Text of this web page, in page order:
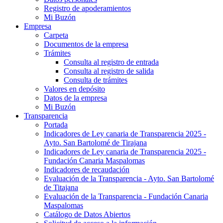
Registro de apoderamientos
Mi Buzón
Empresa
Carpeta
Documentos de la empresa
Trámites
Consulta al registro de entrada
Consulta al registro de salida
Consulta de trámites
Valores en depósito
Datos de la empresa
Mi Buzón
Transparencia
Portada
Indicadores de Ley canaria de Transparencia 2025 -
Ayto. San Bartolomé de Tirajana
Indicadores de Ley canaria de Transparencia 2025 -
Fundación Canaria Maspalomas
Indicadores de recaudación
Evaluación de la Transparencia - Ayto. San Bartolomé
de Titajana
Evaluación de la Transparencia - Fundación Canaria
Maspalomas
Catálogo de Datos Abiertos